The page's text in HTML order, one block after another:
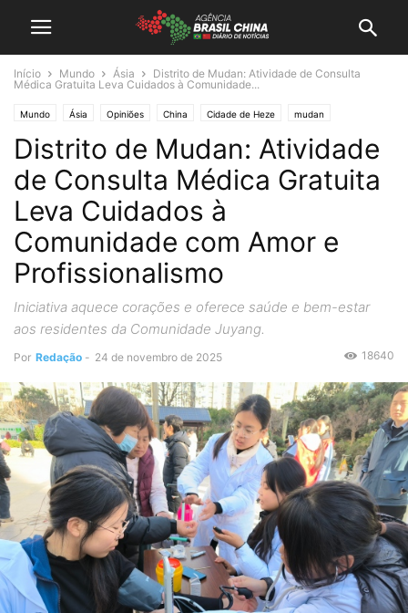
Início Mundo Ásia
Distrito de Mudan: Atividade de Consulta
Médica Gratuita Leva Cuidados à Comunidade...
Mundo Ásia Opiniões China Cidade de Heze mudan
Mudan em Foco
Distrito de Mudan: Atividade
de Consulta Médica Gratuita
Leva Cuidados à
Comunidade com Amor e
Profissionalismo
Iniciativa aquece corações e oferece saúde e bem-estar
aos residentes da Comunidade Juyang.
Por Redação - 24 de novembro de 2025 18640